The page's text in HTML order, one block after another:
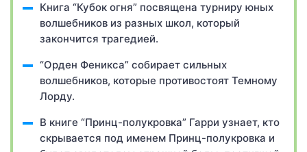
Книга “Кубок огня” посвящена турниру юных
волшебников из разных школ, который
закончится трагедией.
“Орден Феникса” собирает сильных
волшебников, которые противостоят Темному
Лорду.
В книге “Принц-полукровка” Гарри узнает, кто
скрывается под именем Принц-полукровка и